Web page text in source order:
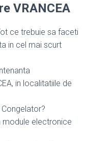
VRANCEA
ce trebuie sa faceti
in cel mai scurt
in localitatiile de
module electronice